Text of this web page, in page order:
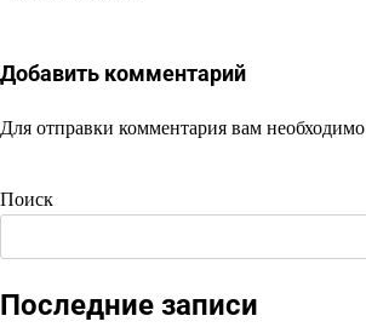
Добавить комментарий
Для отправки комментария вам необходимо
Поиск
Последние записи